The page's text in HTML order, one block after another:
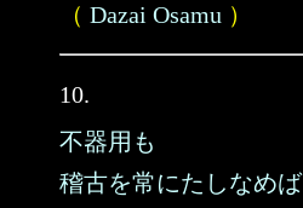
（ Dazai Osamu ）
10.
不器用も
稽古を常にたしなめば